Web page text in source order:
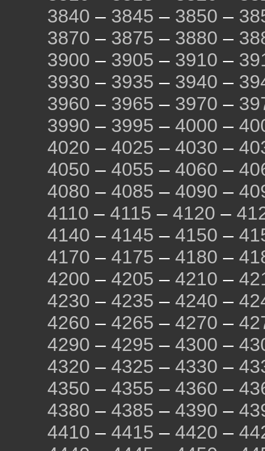
3840 – 3845 – 3850 –
3870 – 3875 – 3880 –
3900 – 3905 – 3910 –
3930 – 3935 – 3940 –
3960 – 3965 – 3970 –
3990 – 3995 – 4000 –
4020 – 4025 – 4030 –
4050 – 4055 – 4060 –
4080 – 4085 – 4090 –
4110 – 4115 – 4120 –
4140 – 4145 – 4150 –
4170 – 4175 – 4180 –
4200 – 4205 – 4210 –
4230 – 4235 – 4240 –
4260 – 4265 – 4270 –
4290 – 4295 – 4300 –
4320 – 4325 – 4330 –
4350 – 4355 – 4360 –
4380 – 4385 – 4390 –
4410 – 4415 – 4420 –